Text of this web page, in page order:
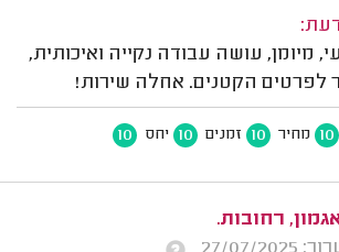
מיומן, עושה עבודה נקייה ואיכותית,
לפרטים הקטנים. אחלה שירות!
10 מחיר 10 זמנים 10 יחס 10
רחובות.